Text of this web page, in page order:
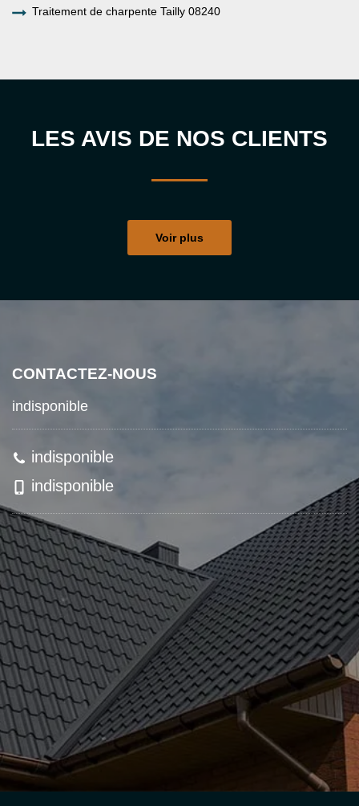
Traitement de charpente Tailly 08240
LES AVIS DE NOS CLIENTS
Voir plus
CONTACTEZ-NOUS
indisponible
indisponible
indisponible